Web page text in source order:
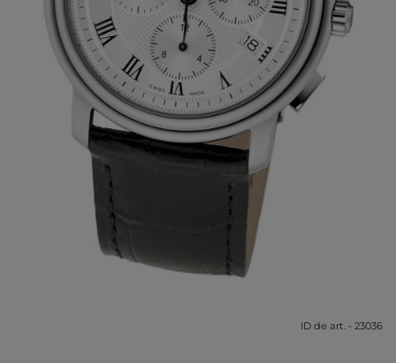
ID de art. - 23036